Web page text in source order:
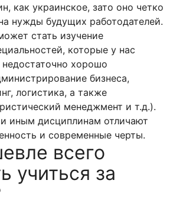
как украинское, зато оно четко
нужды будущих работодателей.
стать изучение
которые у нас
хорошо
бизнеса,
логистика, а также
менеджмент и т.д.).
иным дисциплинам отличают
и современные черты.
всего
учиться за